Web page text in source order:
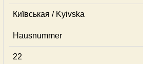
Київськая / Kyivska
Hausnummer
22